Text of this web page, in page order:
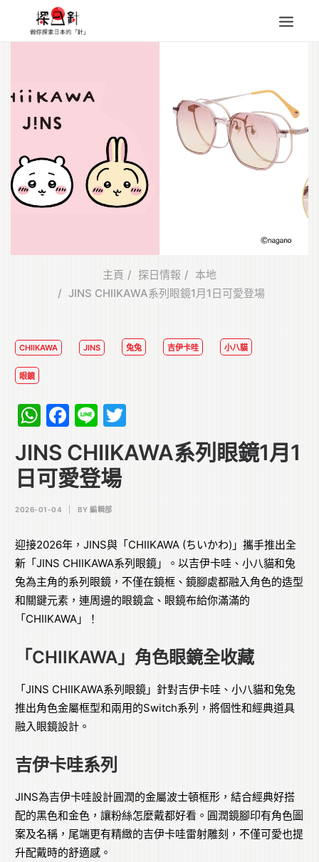
四國
中部
本地情報
東瀛特集
for:
主頁
探日情報
本地
JINS CHIIKAWA系列眼鏡1月1日可愛登場
CHIIKAWA JINS 兔兔 吉伊卡哇 小八貓
眼鏡
WhatsApp
Facebook
Line
JINS CHIIKAWA系列眼鏡1月1
日可愛登場
2026-01-04 BY 編輯部
迎接2026年，JINS與「CHIIKAWA (ちいかわ)」攜手推出全
新「JINS CHIIKAWA系列眼鏡」。以吉伊卡哇、小八貓和兔
兔為主角的系列眼鏡，不僅在鏡框、鏡腳處都融入角色的造型
和關鍵元素，連周邊的眼鏡盒、眼鏡布給你滿滿的
「CHIIKAWA」！
「CHIIKAWA」角色眼鏡全收藏
「JINS CHIIKAWA系列眼鏡」針對吉伊卡哇、小八貓和兔兔
推出角色金屬框型和兩用的Switch系列，將個性和經典道具
融入眼鏡設計。
吉伊卡哇系列
JINS為吉伊卡哇設計圓潤的金屬波士頓框形，結合經典好搭
配的黑色和金色，讓粉絲怎麼戴都好看。圓潤鏡腳印有角色圖
案及名稱，尾端更有精緻的吉伊卡哇雷射雕刻，不僅可愛也提
升配戴時的舒適感。